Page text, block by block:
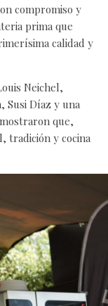
compromiso y
prima que
calidad y
Neichel,
Susi Díaz y una
que,
tradición y cocina